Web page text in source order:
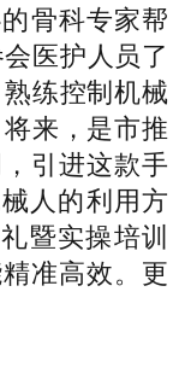
骨科专家帮
医护人员了
练控制机械
来，是市推
引进这款手
人的利用方
暨实操培训
准高效。更